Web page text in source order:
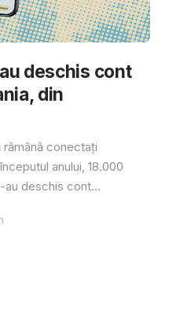
deschis cont
din
rămână conectați
anului, 18.000
au deschis cont...